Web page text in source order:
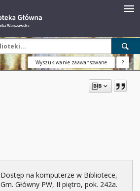
Wyszukiwanie zaawansowane ?
Dostęp na komputerze w Bibliotece,
Gm. Główny PW, II piętro, pok. 242a.